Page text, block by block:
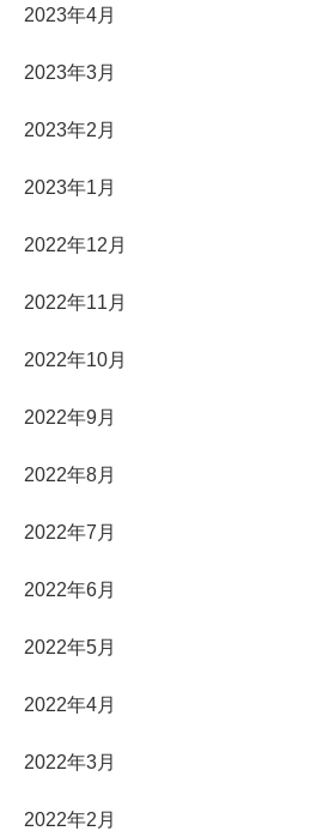
2023年4月
2023年3月
2023年2月
2023年1月
2022年12月
2022年11月
2022年10月
2022年9月
2022年8月
2022年7月
2022年6月
2022年5月
2022年4月
2022年3月
2022年2月